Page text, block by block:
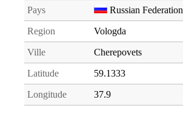
Pays Russian Federation
Region Vologda
Ville Cherepovets
Latitude 59.1333
Longitude 37.9